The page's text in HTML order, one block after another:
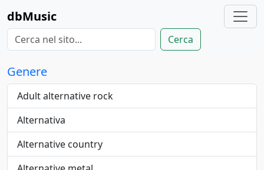
dbMusic
Cerca
Genere
Adult alternative rock
Alternativa
Alternative country